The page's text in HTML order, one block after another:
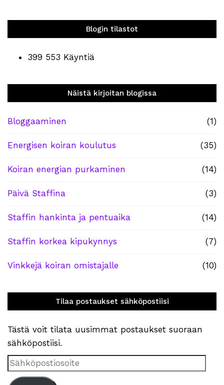
Blogin tilastot
399 553 Käyntiä
Näistä kirjoitan blogissa
Bloggaaminen (1)
Energisen koiran koulutus (35)
Koiran energian purkaminen (14)
Päivä Staffina (3)
Staffin hankinta ja pentuaika (14)
Staffin korkea kipukynnys (7)
Vinkkejä koiran omistajalle (10)
Tilaa postaukset sähköpostiisi
Tästä voit tilata uusimmat postaukset suoraan
sähköpostiisi.
Sähköpostiosoite